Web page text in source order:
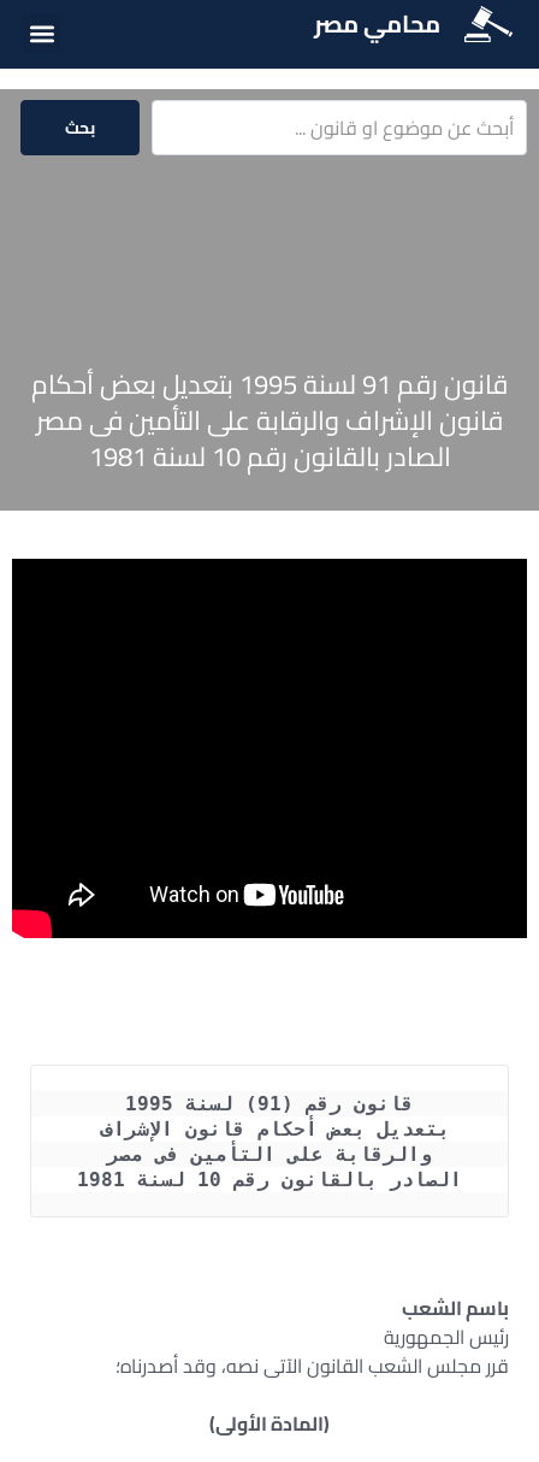
محامي مصر
بحث
قانون رقم 91 لسنة 1995 بتعديل بعض أحكام
قانون الإشراف والرقابة على التأمين فى مصر
الصادر بالقانون رقم 10 لسنة 1981
قانون رقم (91) لسنة 1995
بتعديل بعض أحكام قانون الإشراف
والرقابة على التأمين فى مصر
الصادر بالقانون رقم 10 لسنة 1981
باسم الشعب
رئيس الجمهورية
قرر مجلس الشعب القانون الآتى نصه، وقد أصدرناه؛
(المادة الأولى)